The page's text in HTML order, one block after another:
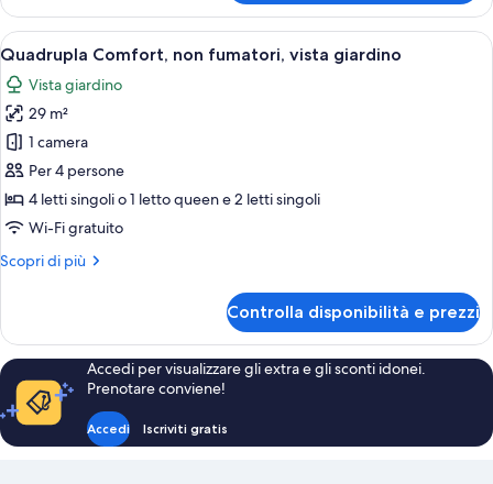
Comfort,
non
fumatori,
vista
giardino
Apri
tutte
le
foto
per
Quadrupla
Comfort,
non
fumatori,
vista
Una camera d'albergo con un letto,
16
Quadrupla Comfort, non fumatori, vista giardino
Vista giardino
29 m²
1 camera
Per 4 persone
4 letti singoli o 1 letto queen e 2 letti singoli
Wi-Fi gratuito
Scopri di più
Altri
Comfort,
non
fumatori,
vista
giardino
Controlla disponibilità e prezzi
Accedi per visualizzare gli extra e gli sconti idonei.
Prenotare conviene!
Accedi Iscriviti gratis